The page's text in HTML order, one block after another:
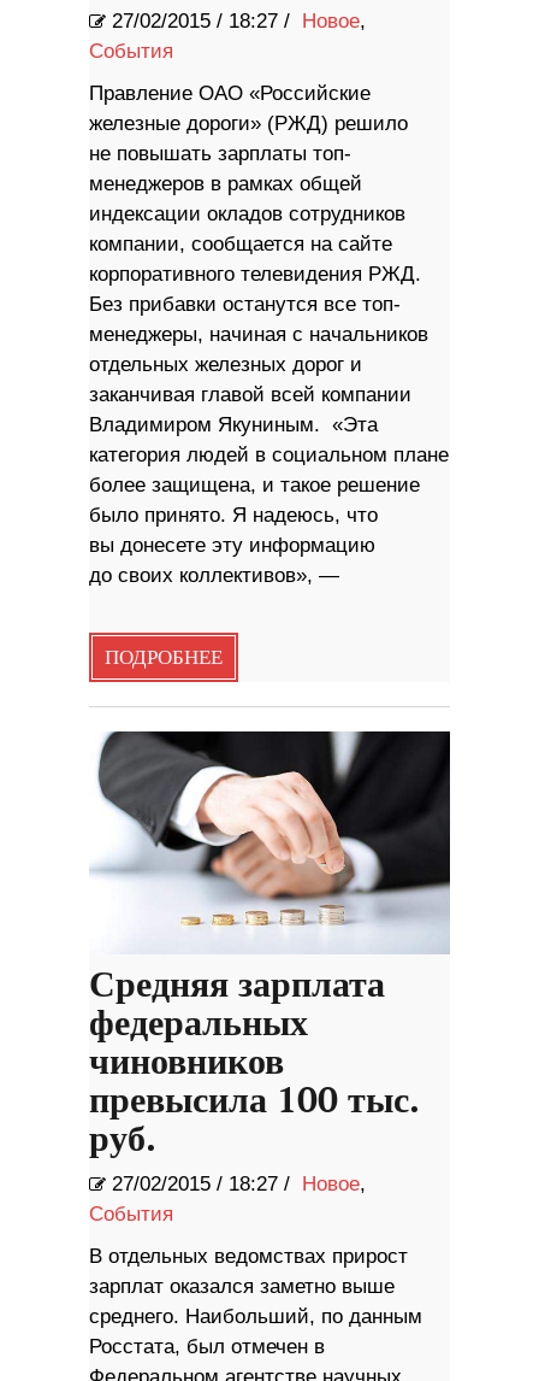
27/02/2015 / 18:27 / Новое,
События
Правление ОАО «Российские
железные дороги» (РЖД) решило
не повышать зарплаты топ-
менеджеров в рамках общей
индексации окладов сотрудников
компании, сообщается на сайте
корпоративного телевидения РЖД.
Без прибавки останутся все топ-
менеджеры, начиная с начальников
отдельных железных дорог и
заканчивая главой всей компании
Владимиром Якуниным. «Эта
категория людей в социальном плане
более защищена, и такое решение
было принято. Я надеюсь, что
вы донесете эту информацию
до своих коллективов», —
ПОДРОБНЕЕ
Средняя зарплата
федеральных
чиновников
превысила 100 тыс.
руб.
27/02/2015 / 18:27 / Новое,
События
В отдельных ведомствах прирост
зарплат оказался заметно выше
среднего. Наибольший, по данным
Росстата, был отмечен в